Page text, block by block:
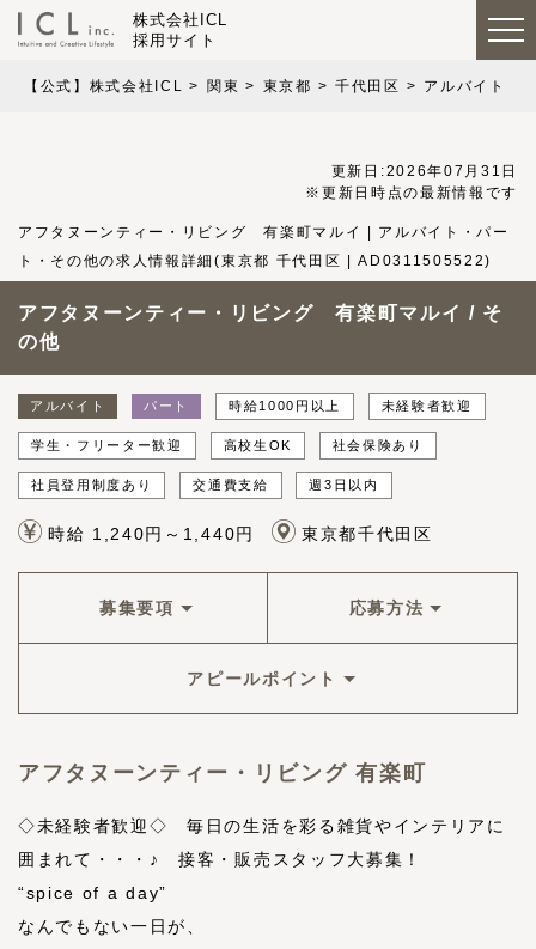
株式会社ICL
採用サイト
【公式】株式会社ICL 関東 東京都 千代田区 アルバイト・
更新日:2026年07月31日
※更新日時点の最新情報です
アフタヌーンティー・リビング 有楽町マルイ | アルバイト・パー
ト・その他の求人情報詳細(東京都 千代田区 | AD0311505522)
アフタヌーンティー・リビング 有楽町マルイ / そ
の他
アルバイト パート 時給1000円以上 未経験者歓迎
学生・フリーター歓迎 高校生OK 社会保険あり
社員登用制度あり 交通費支給 週3日以内
時給 1,240円～1,440円 東京都千代田区
募集要項 応募方法
アピールポイント
アフタヌーンティー・リビング 有楽町
◇未経験者歓迎◇ 毎日の生活を彩る雑貨やインテリアに
囲まれて・・・♪ 接客・販売スタッフ大募集！
“spice of a day”
なんでもない一日が、